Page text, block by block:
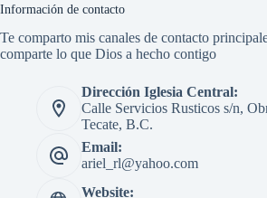
Información de contacto
Te comparto mis canales de contacto
comparte lo que Dios a hecho contigo
Dirección Iglesia Central:
Calle Servicios Rusticos s/n,
Tecate, B.C.
Email:
ariel_rl@yahoo.com
Website: